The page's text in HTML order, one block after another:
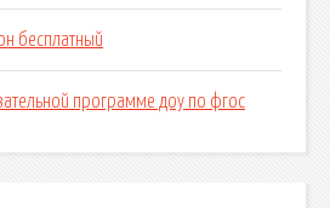
бесплатный
программе доу по фгос